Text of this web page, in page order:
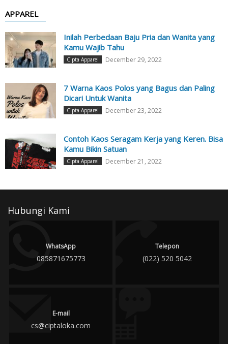
APPAREL
Inilah Perbedaan Baju Pria dan Wanita yang
Kamu Wajib Tahu
Cipta Apparel December 29, 2022
7 Warna Kaos Polos yang Bagus dan Paling
Dicari Untuk Wanita
Cipta Apparel December 23, 2022
Contoh Kaos Seragam Kerja yang Keren. Bisa
Kamu Bikin Satuan
Cipta Apparel December 21, 2022
Hubungi Kami
WhatsApp
085871675773
Telepon
(022) 520 5042
E-mail
cs@ciptaloka.com